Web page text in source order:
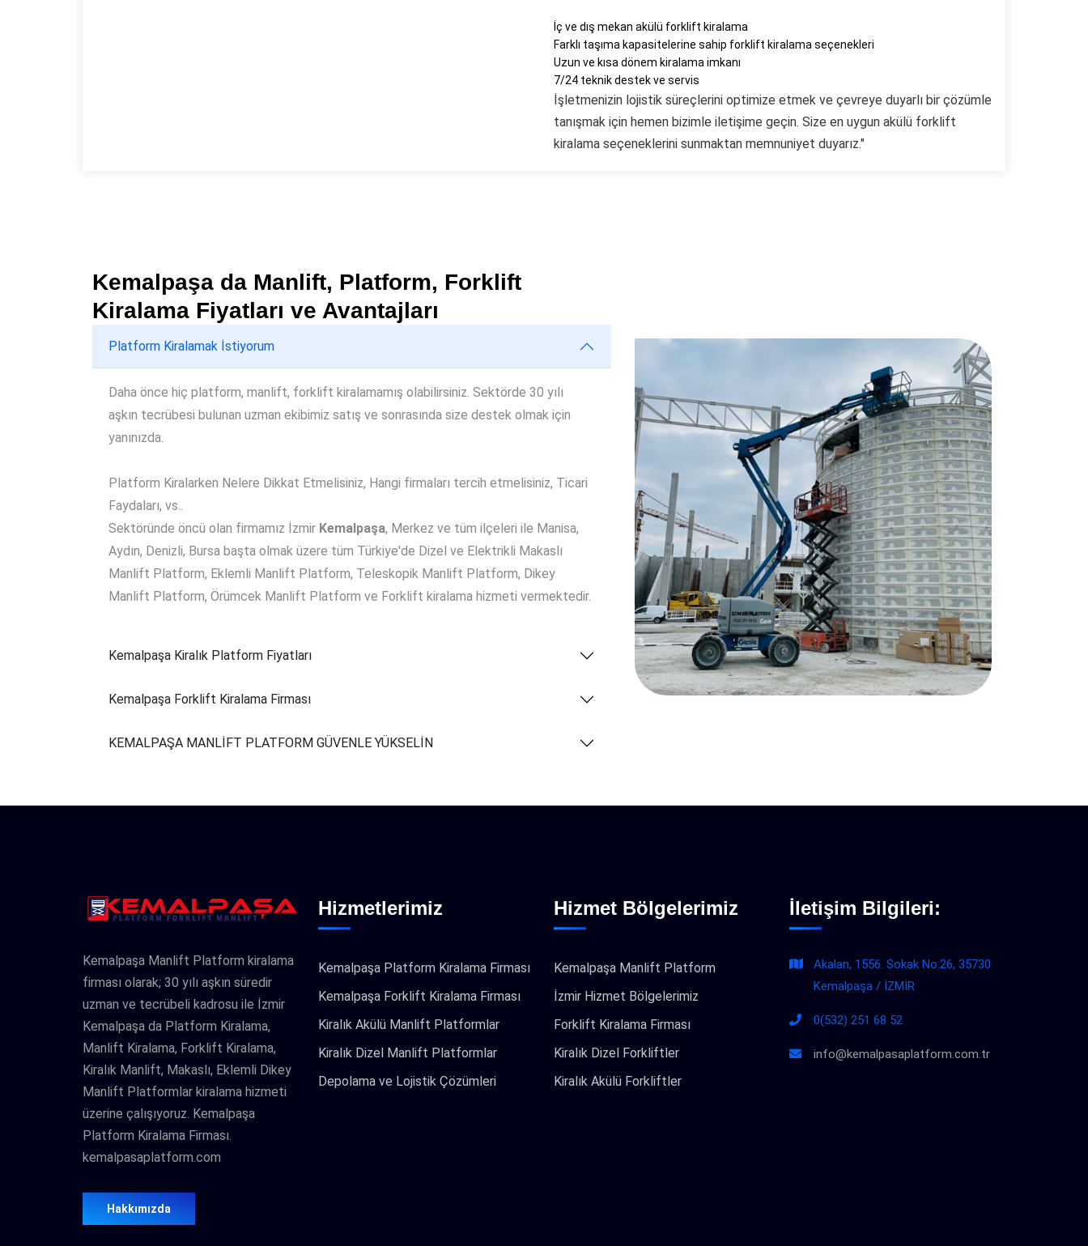
İç ve dış mekan akülü forklift kiralama
Farklı taşıma kapasitelerine sahip forklift kiralama seçenekleri
Uzun ve kısa dönem kiralama imkanı
7/24 teknik destek ve servis
İşletmenizin lojistik süreçlerini optimize etmek ve çevreye duyarlı bir çözümle
tanışmak için hemen bizimle iletişime geçin. Size en uygun akülü forklift
kiralama seçeneklerini sunmaktan memnuniyet duyarız."
Kemalpaşa da Manlift, Platform, Forklift
Kiralama Fiyatları ve Avantajları
Platform Kiralamak İstiyorum
Daha önce hiç platform, manlift, forklift kiralamamış olabilirsiniz. Sektörde 30 yılı
aşkın tecrübesi bulunan uzman ekibimiz satış ve sonrasında size destek olmak için
yanınızda.
Platform Kiralarken Nelere Dikkat Etmelisiniz, Hangi firmaları tercih etmelisiniz, Ticari
Faydaları, vs..
Sektöründe öncü olan firmamız İzmir Kemalpaşa, Merkez ve tüm ilçeleri ile Manisa,
Aydın, Denizli, Bursa başta olmak üzere tüm Türkiye'de Dizel ve Elektrikli Makaslı
Manlift Platform, Eklemli Manlift Platform, Teleskopik Manlift Platform, Dikey
Manlift Platform, Örümcek Manlift Platform ve Forklift kiralama hizmeti vermektedir.
Kemalpaşa Kiralık Platform Fiyatları
Kemalpaşa Forklift Kiralama Firması
KEMALPAŞA MANLİFT PLATFORM GÜVENLE YÜKSELİN
Kemalpaşa Manlift Platform kiralama
firması olarak; 30 yılı aşkın süredir
uzman ve tecrübeli kadrosu ile İzmir
Kemalpaşa da Platform Kiralama,
Manlift Kiralama, Forklift Kiralama,
Kiralık Manlift, Makaslı, Eklemli Dikey
Manlift Platformlar kiralama hizmeti
üzerine çalışıyoruz. Kemalpaşa
Platform Kiralama Firması.
kemalpasaplatform.com
Hakkımızda
Hizmetlerimiz
Kemalpaşa Platform Kiralama Firması
Kemalpaşa Forklift Kiralama Firması
Kiralık Akülü Manlift Platformlar
Kiralık Dizel Manlift Platformlar
Depolama ve Lojistik Çözümleri
Hizmet Bölgelerimiz
Kemalpaşa Manlift Platform
İzmir Hizmet Bölgelerimiz
Forklift Kiralama Firması
Kiralık Dizel Forkliftler
Kiralık Akülü Forkliftler
İletişim Bilgileri:
Akalan, 1556. Sokak No:26, 35730
Kemalpaşa / İZMİR
0(532) 251 68 52
info@kemalpasaplatform.com.tr